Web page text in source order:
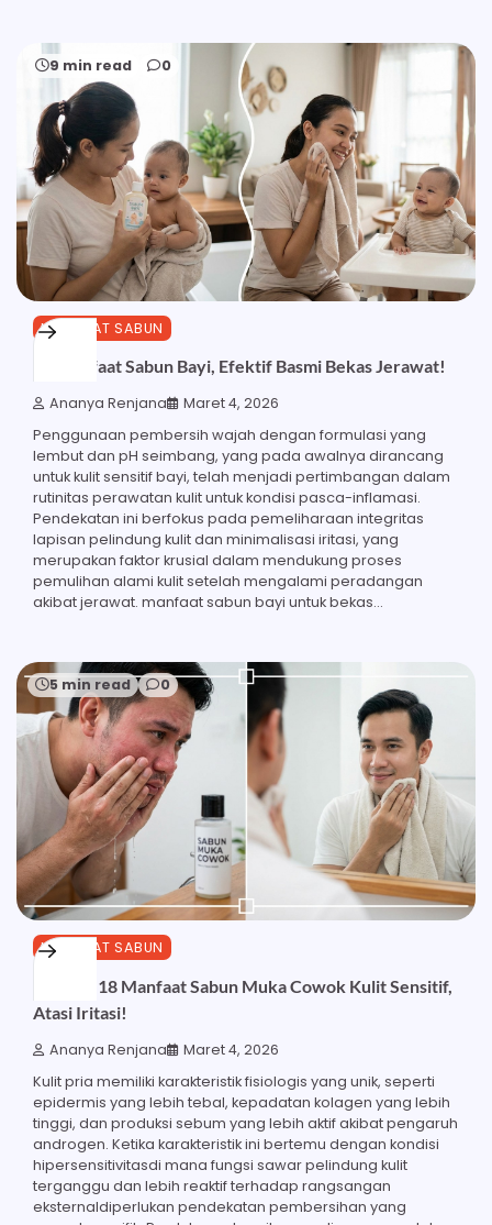
9 min read 0
MANFAAT SABUN
28 Manfaat Sabun Bayi, Efektif Basmi Bekas Jerawat!
Ananya Renjana Maret 4, 2026
Penggunaan pembersih wajah dengan formulasi yang
lembut dan pH seimbang, yang pada awalnya dirancang
untuk kulit sensitif bayi, telah menjadi pertimbangan dalam
rutinitas perawatan kulit untuk kondisi pasca-inflamasi.
Pendekatan ini berfokus pada pemeliharaan integritas
lapisan pelindung kulit dan minimalisasi iritasi, yang
merupakan faktor krusial dalam mendukung proses
pemulihan alami kulit setelah mengalami peradangan
akibat jerawat. manfaat sabun bayi untuk bekas…
5 min read 0
MANFAAT SABUN
Ketahui 18 Manfaat Sabun Muka Cowok Kulit Sensitif,
Atasi Iritasi!
Ananya Renjana Maret 4, 2026
Kulit pria memiliki karakteristik fisiologis yang unik, seperti
epidermis yang lebih tebal, kepadatan kolagen yang lebih
tinggi, dan produksi sebum yang lebih aktif akibat pengaruh
androgen. Ketika karakteristik ini bertemu dengan kondisi
hipersensitivitasdi mana fungsi sawar pelindung kulit
terganggu dan lebih reaktif terhadap rangsangan
eksternaldiperlukan pendekatan pembersihan yang